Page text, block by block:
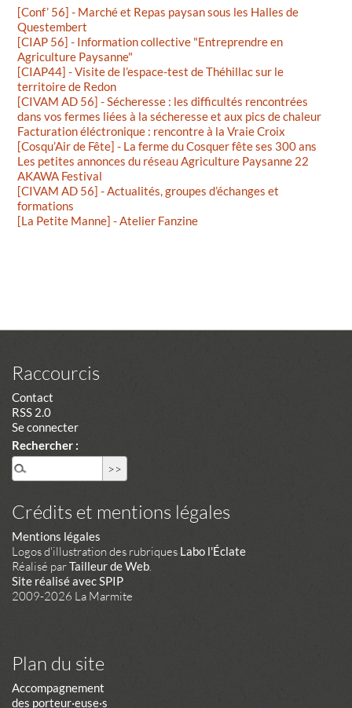
[Conf’ 56] - Marché et Repas paysan sous les Halles de
Questembert
[CIAP 56] - Information collective "Entreprendre en
Agriculture Paysanne"
[CIAP44] - Visite de l’espace-test de Théhillac sur le
territoire de Redon
[CIVAM AD 56] - Sécheresse : les difficultés rencontrées
dans vos fermes liées à la sécheresse et aux pics de chaleur
Facturation éléctronique : rencontre à la Vraie Croix
[Cosqu’Air de Fête] - La ferme du Cosquer fête ses 300 ans
Les petites annonces du réseau Agriculture Paysanne 22
AKAWA Festival
[CIVAM AD 56] - Actualités, groupes d’échanges et
formations
[La Petite Manne] - Atelier Fanzine
Raccourcis
Contact
RSS 2.0
Se connecter
Rechercher :
Crédits et mentions légales
Mentions légales
Logos d'illustration des rubriques Labo l'Éclate
Réalisé parTailleur de Web.
Site réalisé avec SPIP
2009-2026 La Marmite
Plan du site
Accompagnement
des porteur·euse·s